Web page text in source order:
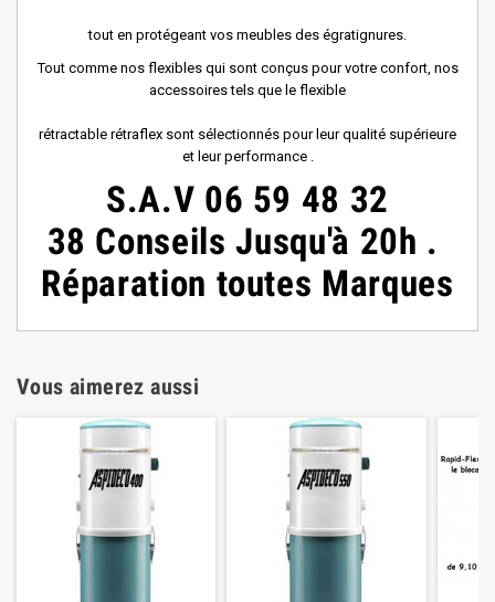
tout en protégeant vos meubles des égratignures.
Tout comme nos flexibles qui sont conçus pour votre confort, nos
accessoires tels que le flexible
rétractable rétraflex sont sélectionnés pour leur qualité supérieure
et leur performance .
S.A.V 06 59 48 32
38 ConseilsJusqu'à 20h .
Réparation toutes Marques
Vous aimerez aussi